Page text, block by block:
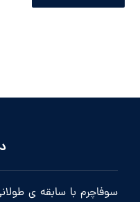
سوفاچرم با سابقه ی